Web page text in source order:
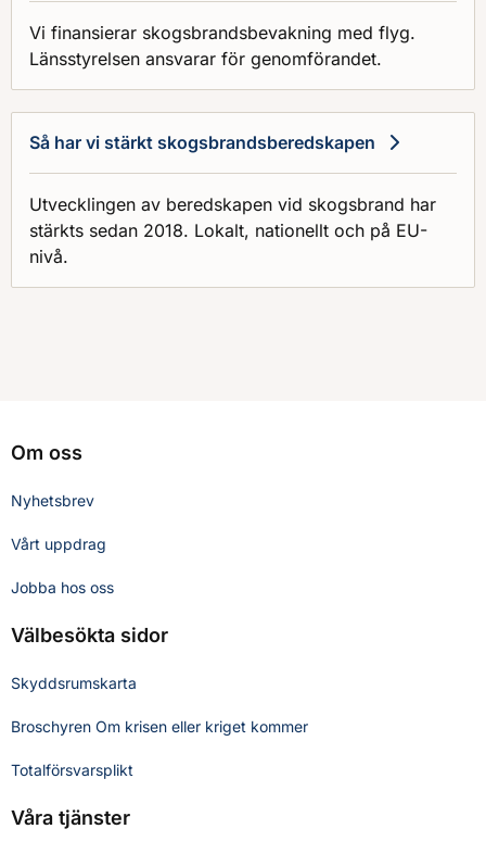
Vi finansierar skogsbrandsbevakning med flyg.
Länsstyrelsen ansvarar för genomförandet.
Så har vi stärkt skogsbrandsberedskapen
Utvecklingen av beredskapen vid skogsbrand har
stärkts sedan 2018. Lokalt, nationellt och på EU-
nivå.
Om oss
Nyhetsbrev
Vårt uppdrag
Jobba hos oss
Välbesökta sidor
Skyddsrumskarta
Broschyren Om krisen eller kriget kommer
Totalförsvarsplikt
Våra tjänster